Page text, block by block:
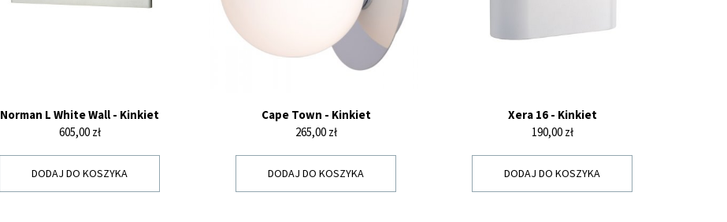
Norman L White Wall - Kinkiet
Cena
605,00 zł
DODAJ DO KOSZYKA
Cape Town - Kinkiet
Cena
265,00 zł
DODAJ DO KOSZYKA
Xera 16 - Kinkiet
Cena
190,00 zł
DODAJ DO KOSZYKA